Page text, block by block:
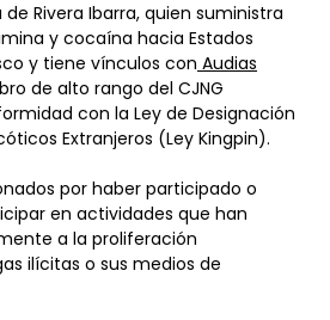
Rivera Ibarra, quien suministra
y cocaína hacia Estados
y tiene vínculos con Audias
de alto rango del CJNG
con la Ley de Designación
Extranjeros (Ley Kingpin).
por haber participado o
en actividades que han
a la proliferación
ilícitas o sus medios de